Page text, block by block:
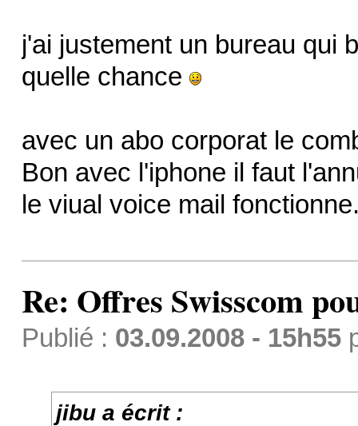
j'ai justement un bureau qui
quelle chance
avec un abo corporat le
Bon avec l'iphone il faut
le viual voice mail
Re: Offres Swisscom
Publié : 03.09.2008 - 15h55
jibu a écrit :